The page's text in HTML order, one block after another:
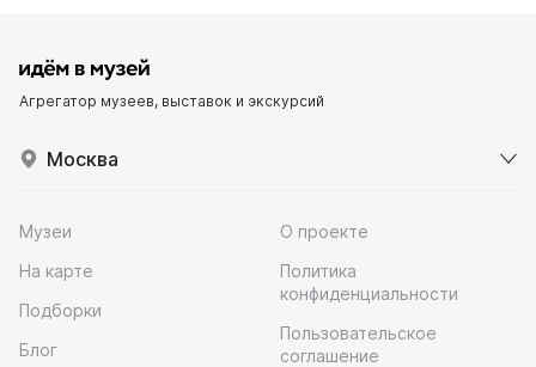
Агрегатор музеев, выставок и экскурсий
Москва
Музеи
На карте
Подборки
Блог
О проекте
Политика
конфиденциальности
Пользовательское
соглашение